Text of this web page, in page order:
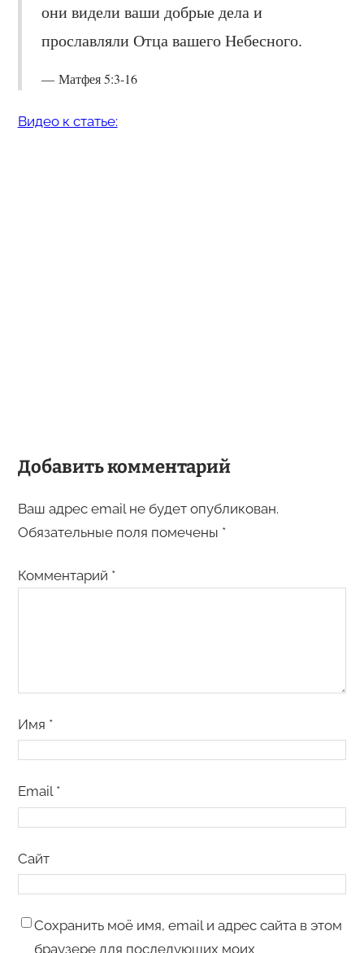
они видели ваши добрые дела и
прославляли Отца вашего Небесного.
Матфея 5:3-16
Видео к статье:
Добавить комментарий
Ваш адрес email не будет опубликован.
Обязательные поля помечены *
Комментарий *
Имя *
Email *
Сайт
Сохранить моё имя, email и адрес сайта в этом
браузере для последующих моих